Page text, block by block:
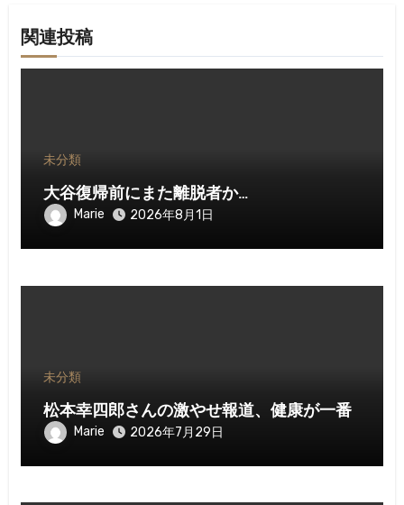
関連投稿
未分類
大谷復帰前にまた離脱者か…
Marie 2026年8月1日
未分類
松本幸四郎さんの激やせ報道、健康が一番
Marie 2026年7月29日